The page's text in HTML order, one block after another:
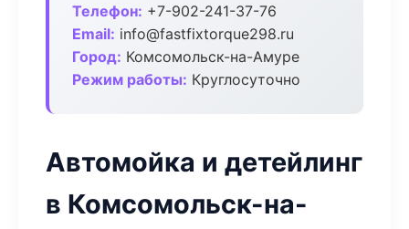
Телефон: +7-902-241-37-76
Email: info@fastfixtorque298.ru
Город: Комсомольск-на-Амуре
Режим работы: Круглосуточно
Автомойка и детейлинг
в Комсомольск-на-